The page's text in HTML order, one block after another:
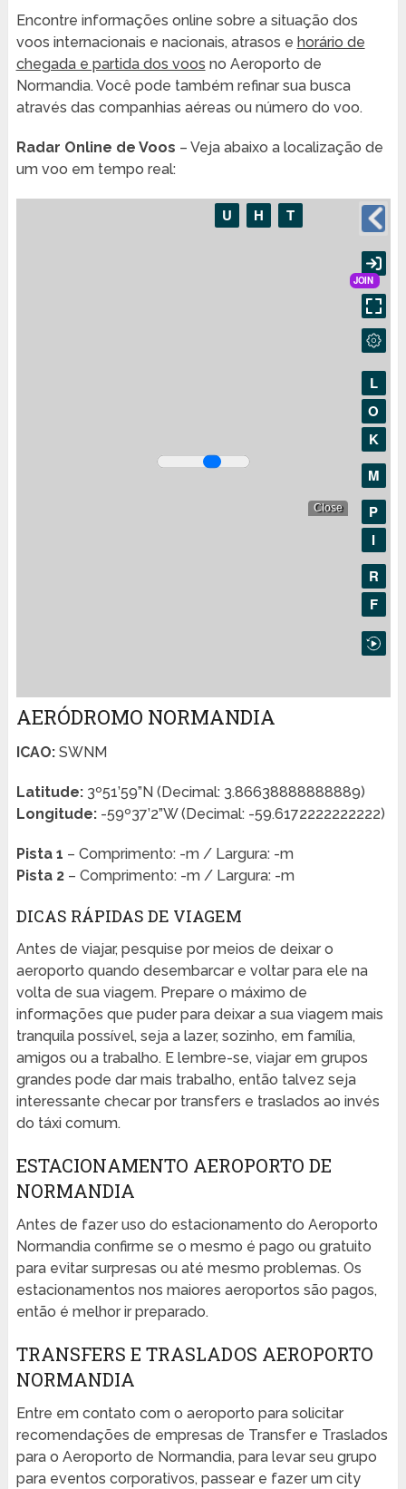
Encontre informações online sobre a situação dos
voos internacionais e nacionais, atrasos e horário de
chegada e partida dos voos no Aeroporto de
Normandia. Você pode também refinar sua busca
através das companhias aéreas ou número do voo.
Radar Online de Voos – Veja abaixo a localização de
um voo em tempo real:
AERÓDROMO NORMANDIA
ICAO:SWNM
Latitude:3º51’59”N (Decimal: 3.86638888888889)
Longitude:-59º37’2”W (Decimal: -59.6172222222222)
Pista 1 – Comprimento: -m / Largura: -m
Pista 2– Comprimento: -m / Largura: -m
DICAS RÁPIDAS DE VIAGEM
Antes de viajar, pesquise por meios de deixar o
aeroporto quando desembarcar e voltar para ele na
volta de sua viagem. Prepare o máximo de
informações que puder para deixar a sua viagem mais
tranquila possível, seja a lazer, sozinho, em família,
amigos ou a trabalho. E lembre-se, viajar em grupos
grandes pode dar mais trabalho, então talvez seja
interessante checar por transfers e traslados ao invés
do táxi comum.
ESTACIONAMENTO AEROPORTO DE
NORMANDIA
Antes de fazer uso do estacionamento do Aeroporto
Normandia confirme se o mesmo é pago ou gratuito
para evitar surpresas ou até mesmo problemas. Os
estacionamentos nos maiores aeroportos são pagos,
então é melhor ir preparado.
TRANSFERS E TRASLADOS AEROPORTO
NORMANDIA
Entre em contato com o aeroporto para solicitar
recomendações de empresas de Transfer e Traslados
para o Aeroporto de Normandia, para levar seu grupo
para eventos corporativos, passear e fazer um city